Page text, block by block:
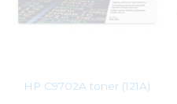
HP C9702A toner (121A)